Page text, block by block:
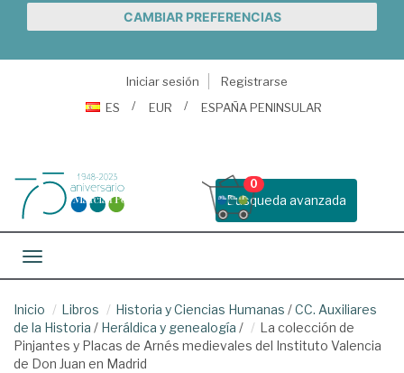
CAMBIAR PREFERENCIAS
Iniciar sesión
Registrarse
ES
EUR ESPAÑA PENINSULAR
Busqueda avanzada
0
Toggle navigation
Inicio Libros Historia y Ciencias Humanas /CC. Auxiliares
de la Historia / Heráldica y genealogía /
La colección de
Pinjantes y Placas de Arnés medievales del Instituto Valencia
de Don Juan en Madrid